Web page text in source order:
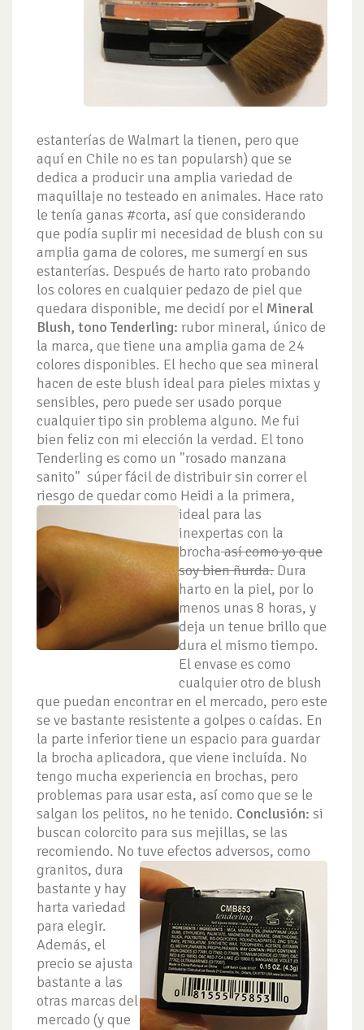
estanterías de Walmart la tienen, pero que
aquí en Chile no es tan popularsh) que se
dedica a producir una amplia variedad de
maquillaje no testeado en animales. Hace rato
le tenía ganas #corta, así que considerando
que podía suplir mi necesidad de blush con su
amplia gama de colores, me sumergí en sus
estanterías. Después de harto rato probando
los colores en cualquier pedazo de piel que
quedara disponible, me decidí por el Mineral
Blush, tono Tenderling: rubor mineral, único de
la marca, que tiene una amplia gama de 24
colores disponibles. El hecho que sea mineral
hacen de este blush ideal para pieles mixtas y
sensibles, pero puede ser usado porque
cualquier tipo sin problema alguno. Me fui
bien feliz con mi elección la verdad. El tono
Tenderling es como un "rosado manzana
sanito" súper fácil de distribuir sin correr el
riesgo de quedar como Heidi a la primera,
ideal para las
inexpertas con la
brochaasí como yo que
soy bien ñurda. Dura
harto en la piel, por lo
menos unas 8 horas, y
deja un tenue brillo que
dura el mismo tiempo.
El envase es como
cualquier otro de blush
que puedan encontrar en el mercado, pero este
se ve bastante resistente a golpes o caídas. En
la parte inferior tiene un espacio para guardar
la brocha aplicadora, que viene incluída. No
tengo mucha experiencia en brochas, pero
problemas para usar esta, así como que se le
salgan los pelitos, no he tenido. Conclusión: si
buscan colorcito para sus mejillas, se las
recomiendo. No tuve efectos adversos, como
granitos, dura
bastante y hay
harta variedad
para elegir.
Además, el
precio se ajusta
bastante a las
otras marcas del
mercado (y que